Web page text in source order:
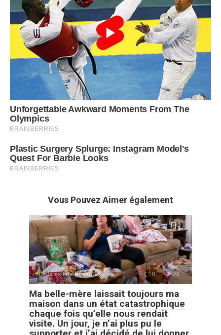
Vous Pouvez Aimer également
Histoires Intéressantes 0 28
Ma belle-mère laissait toujours ma
maison dans un état catastrophique
chaque fois qu’elle nous rendait
visite. Un jour, je n’ai plus pu le